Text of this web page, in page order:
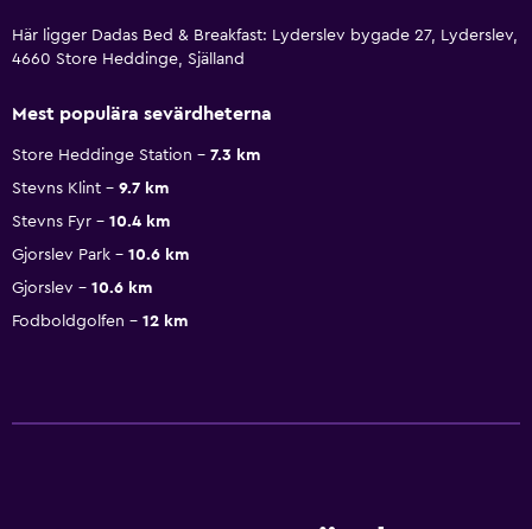
Här ligger Dadas Bed & Breakfast: Lyderslev bygade 27, Lyderslev,
4660 Store Heddinge, Själland
Mest populära sevärdheterna
Store Heddinge Station
7.3 km
Stevns Klint
9.7 km
Stevns Fyr
10.4 km
Gjorslev Park
10.6 km
Gjorslev
10.6 km
Fodboldgolfen
12 km